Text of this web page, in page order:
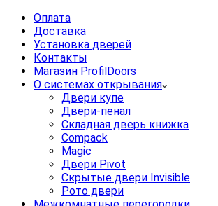
Оплата
Доставка
Установка дверей
Контакты
Магазин ProfilDoors
О системах открывания
Двери купе
Двери-пенал
Складная дверь книжка
Compack
Magic
Двери Pivot
Скрытые двери Invisible
Рото двери